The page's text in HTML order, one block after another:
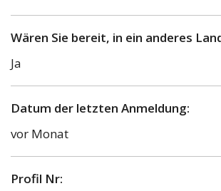
Wären Sie bereit, in ein anderes
Ja
Datum der letzten Anmeldung:
vor Monat
Profil Nr: